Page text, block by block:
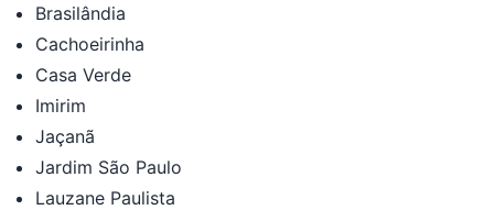
Brasilândia
Cachoeirinha
Casa Verde
Imirim
Jaçanã
Jardim São Paulo
Lauzane Paulista